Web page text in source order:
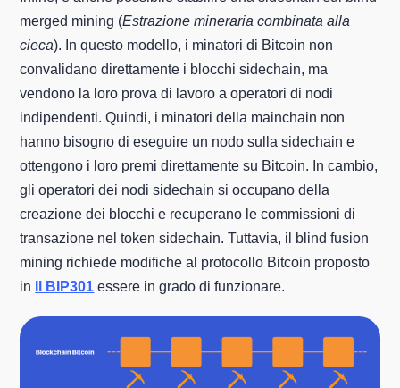
merged mining (Estrazione mineraria combinata alla
cieca). In questo modello, i minatori di Bitcoin non
convalidano direttamente i blocchi sidechain, ma
vendono la loro prova di lavoro a operatori di nodi
indipendenti. Quindi, i minatori della mainchain non
hanno bisogno di eseguire un nodo sulla sidechain e
ottengono i loro premi direttamente su Bitcoin. In cambio,
gli operatori dei nodi sidechain si occupano della
creazione dei blocchi e recuperano le commissioni di
transazione nel token sidechain. Tuttavia, il blind fusion
mining richiede modifiche al protocollo Bitcoin proposto
in
Il BIP301 essere in grado di funzionare.